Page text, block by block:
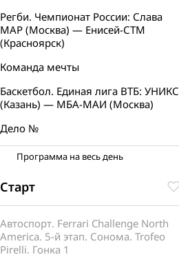
Регби. Чемпионат России: Слава
МАР (Москва) — Енисей-СТМ
(Красноярск)
Команда мечты
Баскетбол. Единая лига ВТБ: УНИКС
(Казань) — МБА-МАИ (Москва)
Дело №
Программа на весь день
Старт
Автоспорт. Ferrari Challenge North
America. 5-й этап. Сонома. Trofeo
Pirelli. Гонка 1